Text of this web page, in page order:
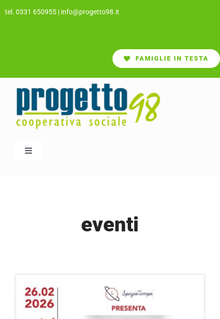
Salta
tel. 0331 650955 | info@progetto98.it
FAMIGLIE IN TESTA
Toggle
PROGETTI
P98GREEN
eventi